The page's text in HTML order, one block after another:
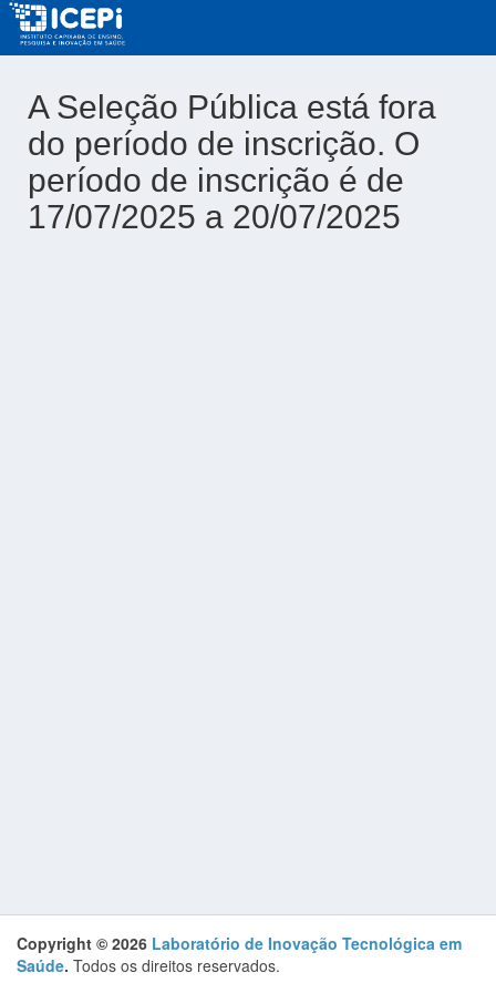
A Seleção Pública está fora
do período de inscrição. O
período de inscrição é de
17/07/2025 a 20/07/2025
Copyright © 2026 Laboratório de Inovação Tecnológica em
Saúde. Todos os direitos reservados.